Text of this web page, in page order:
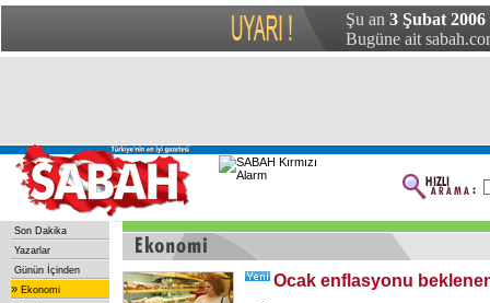
Şu an 3 Şubat
Bugüne ait
Son Dakika
Yazarlar
Günün İçinden
» Ekonomi
Ocak enflasyonu